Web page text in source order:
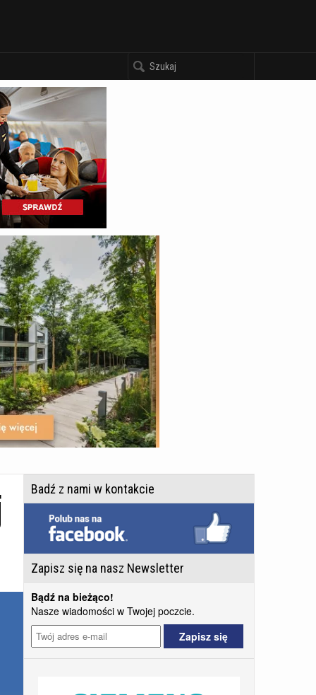
Badź z nami w kontakcie
Zapisz się na nasz Newsletter
Bądź na bieżąco!
Nasze wiadomości w Twojej poczcie.